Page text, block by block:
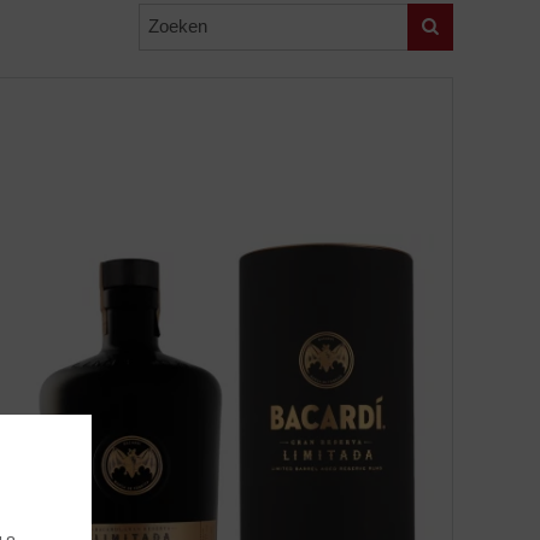
Zoeken